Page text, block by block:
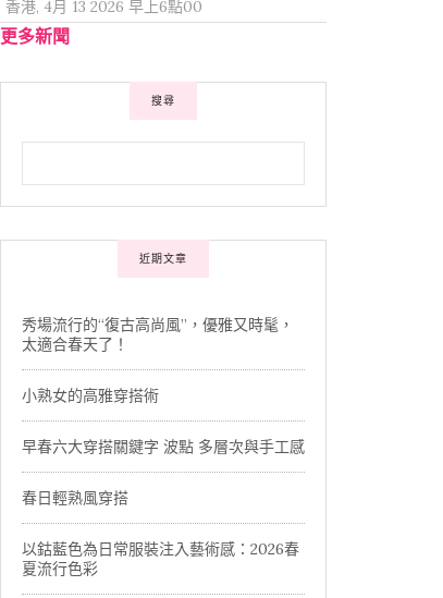
香港, 4月 13 2026 早上6點00
更多新聞
搜尋
近期文章
秀場流行的“復古高尚風”，優雅又時髦，
太適合春天了！
小熟女的高雅穿搭術
早春六大穿搭關鍵字 波點 多層次與手工感
春日輕熟風穿搭
以鈷藍色為日常服裝注入藝術感：2026春
夏流行色彩